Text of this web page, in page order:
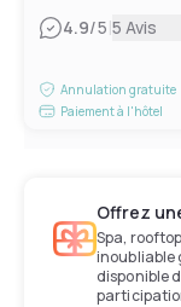
4.9/5|5 Avis
Annulation gratuite
Paiement à l'hôtel
Offrez
Spa,
inoubliable
disponible